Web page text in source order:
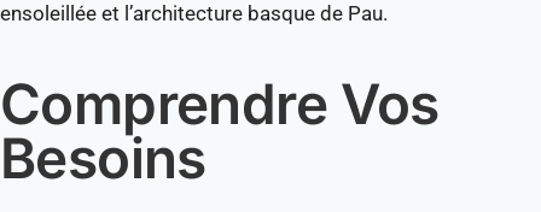
ensoleillée et l’architecture basque de Pau.
Comprendre Vos
Besoins